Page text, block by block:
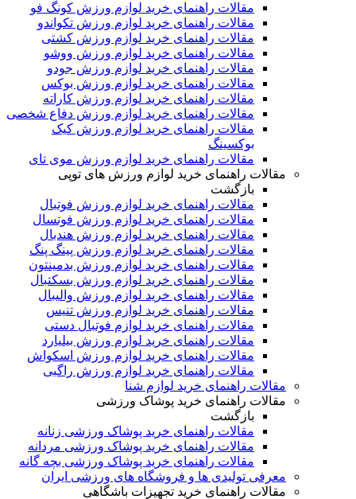
مقالات راهنمای خرید لوازم ورزش کونگ فو
مقالات راهنمای خرید لوازم ورزش تکواندو
مقالات راهنمای خرید لوازم ورزش کشتی
مقالات راهنمای خرید لوازم ورزش ووشو
مقالات راهنمای خرید لوازم ورزش جودو
مقالات راهنمای خرید لوازم ورزش بوکس
مقالات راهنمای خرید لوازم ورزش کاراته
مقالات راهنمای خرید لوازم ورزش دفاع شخصی
مقالات راهنمای خرید لوازم ورزش کیک
بوکسینگ
مقالات راهنمای خرید لوازم ورزش موی تای
مقالات راهنمای خرید لوازم ورزش های توپی
بازگشت
مقالات راهنمای خرید لوازم ورزش فوتبال
مقالات راهنمای خرید لوازم ورزش فوتسال
مقالات راهنمای خرید لوازم ورزش هندبال
مقالات راهنمای خرید لوازم ورزش پینگ پنگ
مقالات راهنمای خرید لوازم ورزش بدمینتون
مقالات راهنمای خرید لوازم ورزش بسکتبال
مقالات راهنمای خرید لوازم ورزش والیبال
مقالات راهنمای خرید لوازم ورزش تنیس
مقالات راهنمای خرید لوازم فوتبال دستی
مقالات راهنمای خرید لوازم ورزش بیلیارد
مقالات راهنمای خرید لوازم ورزش اسکواش
مقالات راهنمای خرید لوازم ورزش راگبی
مقالات راهنمای خرید لوازم شنا
مقالات راهنمای خرید پوشاک ورزشی
بازگشت
مقالات راهنمای خرید پوشاک ورزشی زنانه
مقالات راهنمای خرید پوشاک ورزشی مردانه
مقالات راهنمای خرید پوشاک ورزشی بچه گانه
معرفی تولیدی ها و فروشگاه های ورزشی ایران
مقالات راهنمای خرید تجهیزات باشگاهی